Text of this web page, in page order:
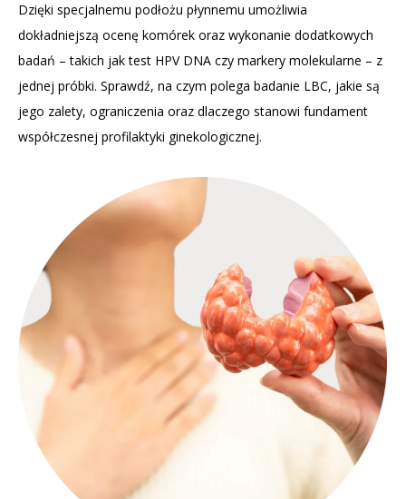
Dzięki specjalnemu podłożu płynnemu umożliwia
dokładniejszą ocenę komórek oraz wykonanie dodatkowych
badań – takich jak test HPV DNA czy markery molekularne – z
jednej próbki. Sprawdź, na czym polega badanie LBC, jakie są
jego zalety, ograniczenia oraz dlaczego stanowi fundament
współczesnej profilaktyki ginekologicznej.